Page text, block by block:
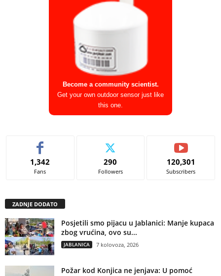
Become a community scientist.
Get your own outdoor sensor just like
this one.
1,342
Fans
290
Followers
120,301
Subscribers
ZADNJE DODATO
Posjetili smo pijacu u Jablanici: Manje kupaca
zbog vrućina, ovo su...
JABLANICA 7 kolovoza, 2026
Požar kod Konjica ne jenjava: U pomoć